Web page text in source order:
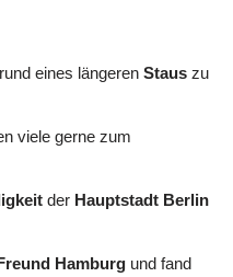
eines längeren Staus zu
viele gerne zum
der Hauptstadt Berlin
Hamburg und fand